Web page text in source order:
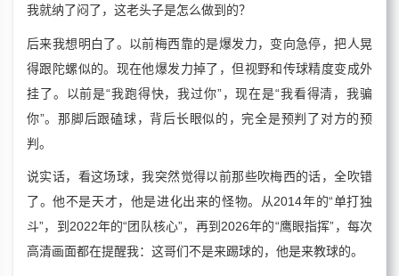
我就纳了闷了，这老头子是怎么做到的？
后来我想明白了。以前梅西靠的是爆发力，变向急停，把人晃
得跟陀螺似的。现在他爆发力掉了，但视野和传球精度变成外
挂了。以前是“我跑得快，我过你”，现在是“我看得清，我骗
你”。那脚后跟磕球，背后长眼似的，完全是预判了对方的预
判。
说实话，看这场球，我突然觉得以前那些吹梅西的话，全吹错
了。他不是天才，他是进化出来的怪物。从2014年的“单打独
斗”，到2022年的“团队核心”，再到2026年的“鹰眼指挥”，每次
高清画面都在提醒我：这哥们不是来踢球的，他是来教球的。